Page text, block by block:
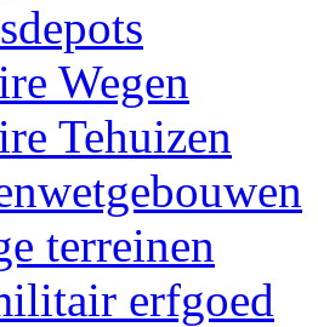
Wegen
Tehuizen
terreinen
erfgoed